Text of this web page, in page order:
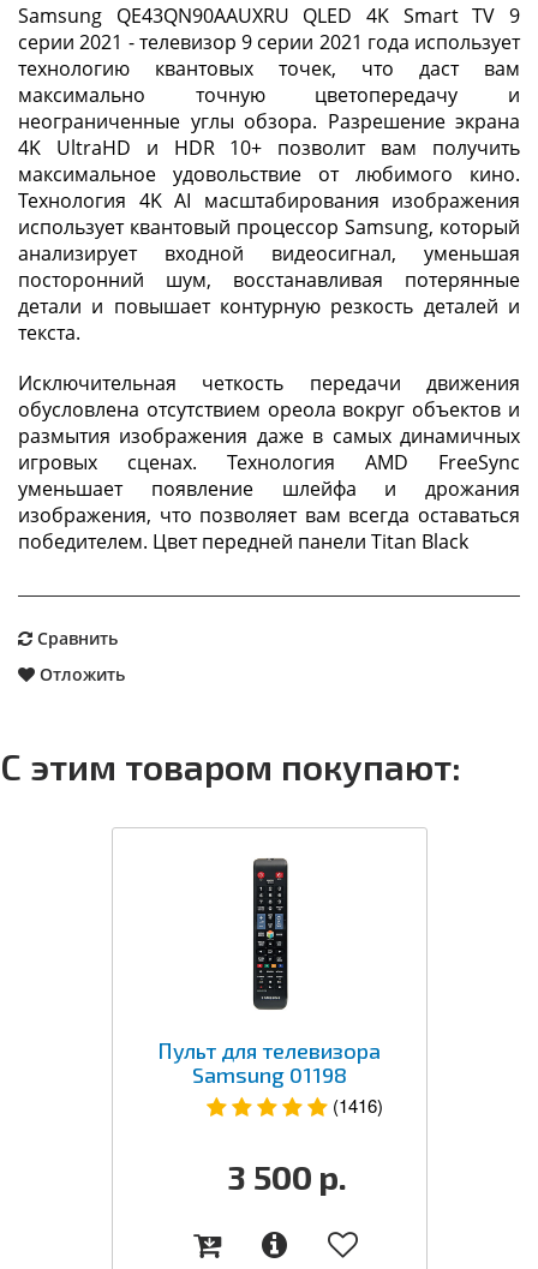
Samsung QE43QN90AAUXRU QLED 4K Smart TV 9
серии 2021 - телевизор 9 серии 2021 года использует
технологию квантовых точек, что даст вам
максимально точную цветопередачу и
неограниченные углы обзора. Разрешение экрана
4K UltraHD и HDR 10+ позволит вам получить
максимальное удовольствие от любимого кино.
Технология 4K AI масштабирования изображения
использует квантовый процессор Samsung, который
анализирует входной видеосигнал, уменьшая
посторонний шум, восстанавливая потерянные
детали и повышает контурную резкость деталей и
текста.
Исключительная четкость передачи движения
обусловлена отсутствием ореола вокруг объектов и
размытия изображения даже в самых динамичных
игровых сценах. Технология AMD FreeSync
уменьшает появление шлейфа и дрожания
изображения, что позволяет вам всегда оставаться
победителем. Цвет передней панели Titan Black
Сравнить
Отложить
С этим товаром покупают:
Пульт для телевизора
Samsung 01198
(1416)
3 500 р.